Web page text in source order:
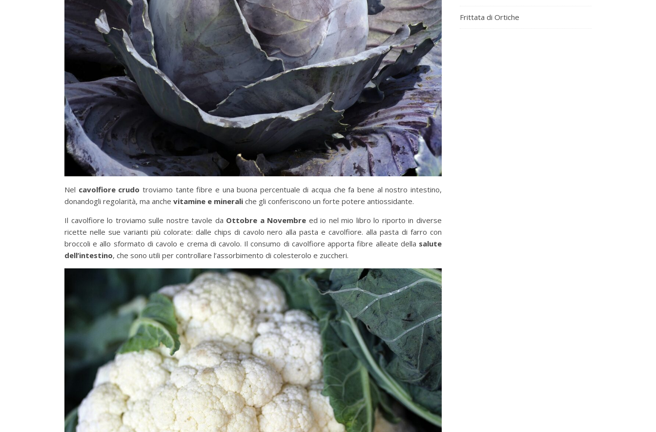
Nel cavolfiore crudo troviamo tante fibre e una buona percentuale di acqua che fa bene al nostro intestino,
donandogli regolarità, ma anche vitamine e minerali che gli conferiscono un forte potere antiossidante.
Il cavolfiore lo troviamo sulle nostre tavole da Ottobre a Novembre ed io nel mio libro lo riporto in diverse
ricette nelle sue varianti più colorate: dalle chips di cavolo nero alla pasta e cavolfiore. alla pasta di farro con
broccoli e allo sformato di cavolo e crema di cavolo. Il consumo di cavolfiore apporta fibre alleate della salute
dell’intestino, che sono utili per controllare l’assorbimento di colesterolo e zuccheri.
Frittata di Ortiche